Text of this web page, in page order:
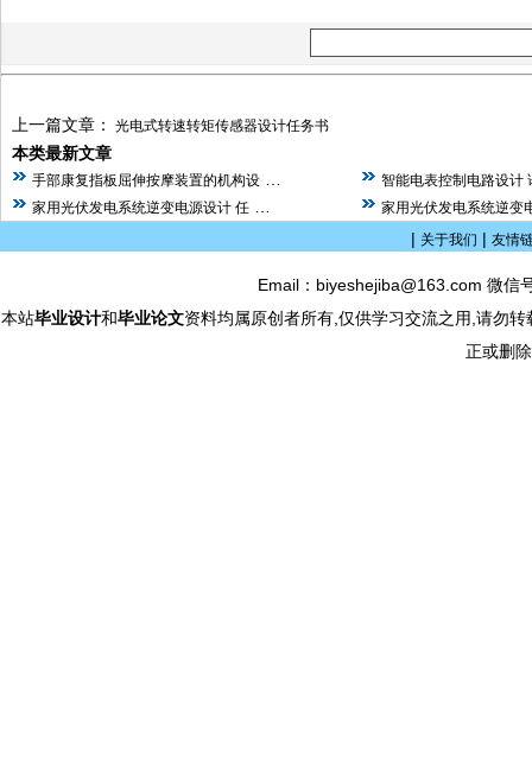
上一篇文章： 光电式转速转矩传感器设计任务书
本类最新文章
手部康复指板屈伸按摩装置的机构设
智能电表控制电路设计
家用光伏发电系统逆变电源设计 任
家用光伏发电系统逆变
| 关于我们 | 友情
Email：biyeshejiba@163.com 微
本站毕业设计和毕业论文资料均属原创者所有,仅供学习交流之用,请勿
正或删